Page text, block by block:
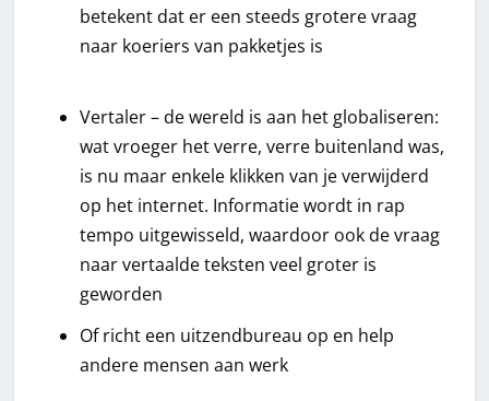
betekent dat er een steeds grotere vraag
naar koeriers van pakketjes is
Vertaler – de wereld is aan het globaliseren:
wat vroeger het verre, verre buitenland was,
is nu maar enkele klikken van je verwijderd
op het internet. Informatie wordt in rap
tempo uitgewisseld, waardoor ook de vraag
naar vertaalde teksten veel groter is
geworden
Of richt een uitzendbureau op en help
andere mensen aan werk